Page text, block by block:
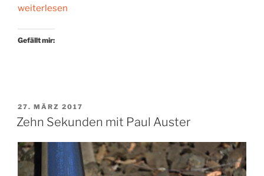
„Zwölf
zwölf
weiterlesen
Gefällt mir:
VERÖFFENTLICHT
AM
27. MÄRZ 2017
Zehn Sekunden mit Paul Auster